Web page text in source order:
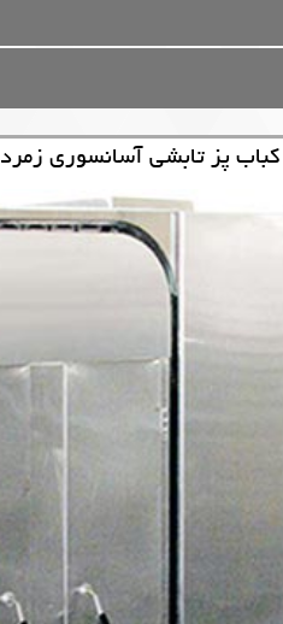
کباب پز تابشی آسانسوری زمرد 1000 سیخ در ساعت